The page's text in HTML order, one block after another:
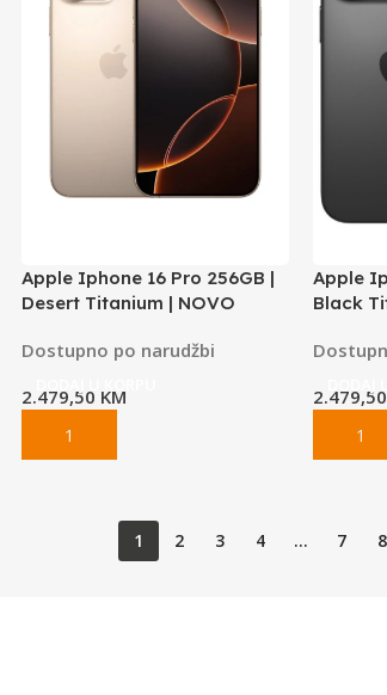
Apple Iphone 16 Pro 256GB |
Desert Titanium | NOVO
Dostupno po narudžbi
2.479,50 KM
Apple
Black
2.479,50
1 2 3 4 … 7 8